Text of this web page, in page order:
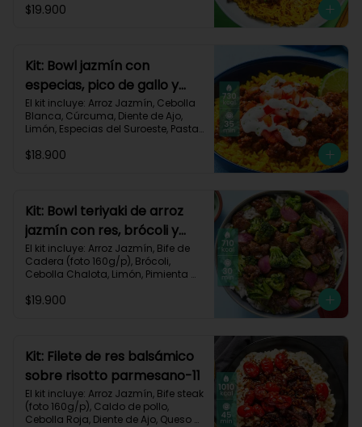
Rojo, Receta Impresa.
$19.900
Kit: Bowl jazmín con
especias, pico de gallo y
crema de limón-82
El kit incluye: Arroz Jazmín, Cebolla
Blanca, Cúrcuma, Diente de Ajo,
Limón, Especias del Suroeste, Pasta
Sour Cream, Tomate, Receta
Grasas 32g | Proteínas 28g
$18.900
Kit: Bowl teriyaki de arroz
jazmín con res, brócoli y
cebolla-114
El kit incluye: Arroz Jazmín, Bife de
Cadera (foto 160g/p), Brócoli,
Cebolla Chalota, Limón, Pimienta
Impresa.
$19.900
Kit: Filete de res balsámico
sobre risotto parmesano-11
El kit incluye: Arroz Jazmín, Bife steak
(foto 160g/p), Caldo de pollo,
Cebolla Roja, Diente de Ajo, Queso